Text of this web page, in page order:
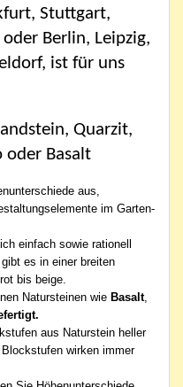
Stuttgart,
Berlin, Leipzig,
ist für uns
Quarzit,
oder Basalt
aus,
im Garten-
einfach sowie rationell
es in einer breiten
bis beige.
Natursteinen wie Basalt,
aus Naturstein heller
wirken immer